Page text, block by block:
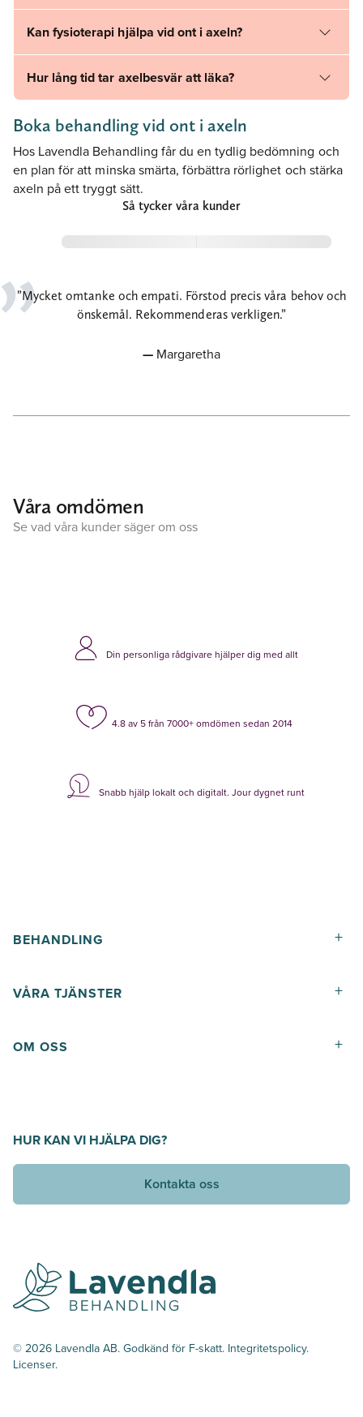
Kan fysioterapi hjälpa vid ont i axeln?
Hur lång tid tar axelbesvär att läka?
Boka behandling vid ont i axeln
Hos Lavendla Behandling får du en tydlig bedömning och
en plan för att minska smärta, förbättra rörlighet och stärka
axeln på ett tryggt sätt.
Så tycker våra kunder
Mycket omtanke och empati. Förstod precis våra behov och
önskemål. Rekommenderas verkligen.
Margaretha
Våra omdömen
Se vad våra kunder säger om oss
Din personliga rådgivare hjälper dig med allt
4.8 av 5 från 7000+ omdömen sedan 2014
Snabb hjälp lokalt och digitalt. Jour dygnet runt
BEHANDLING +
VÅRA TJÄNSTER +
OM OSS +
HUR KAN VI HJÄLPA DIG?
Kontakta oss
© 2026 Lavendla AB. Godkänd för F-skatt. Integritetspolicy.
Licenser.